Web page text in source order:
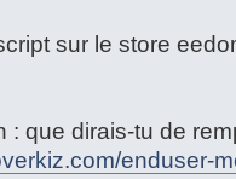
sur le store
: que dirais-tu de
enduser-